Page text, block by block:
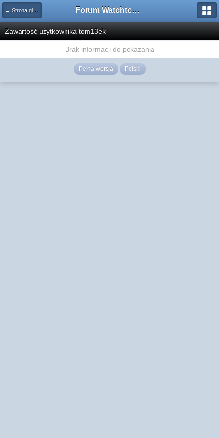
← Strona główna Forum Watchtower
Zawartość użytkownika tom13ek
Brak informacji do pokazania
Pełna wersja Polski